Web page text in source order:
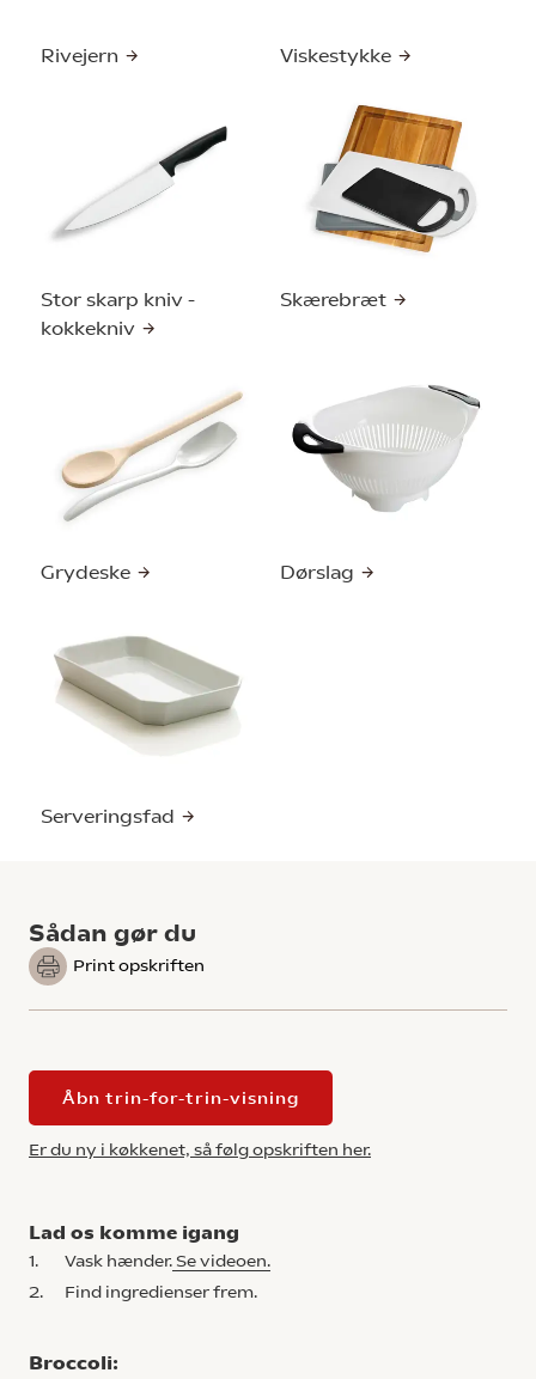
Rivejern Viskestykke
Stor skarp kniv -
kokkekniv
Skærebræt
Grydeske Dørslag
Serveringsfad
Sådan gør du
Print opskriften
Åbn trin-for-trin-visning
Er du ny i køkkenet, så følg opskriften her.
Lad os komme igang
1. Vask hænder. Se videoen.
2.
Find ingredienser frem.
Broccoli: